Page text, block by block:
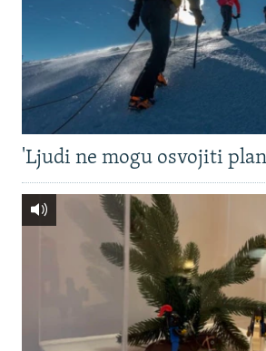
'Ljudi ne mogu osvojiti